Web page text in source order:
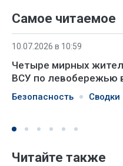
Самое читаемое
10.07.2026 в 10:59
Четыре мирных
ВСУ по левобережью
Безопасность Сводки
Читайте также